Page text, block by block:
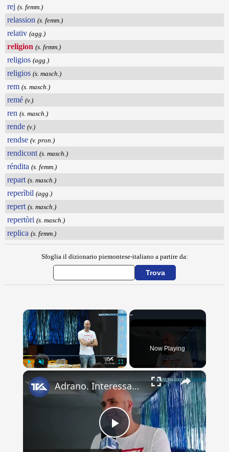
rej (s. femm.)
relassion (s. femm.)
relativ (agg.)
religion (s. femm.)
religios (agg.)
religios (s. masch.)
rem (s. masch.)
remé (v.)
ren (s. masch.)
rende (v.)
rendse (v. pron.)
rendicont (s. masch.)
réndita (s. femm.)
repart (s. masch.)
reperìbil (agg.)
repert (s. masch.)
repertòri (s. masch.)
replica (s. femm.)
Sfoglia il dizionario piemontese-italiano a partire da:
×
Now Playing
×
Play
Adrano. Interessante incontro al liceo “Verga” con il prof. Fabio Gamberini. Studenti del Linguistic